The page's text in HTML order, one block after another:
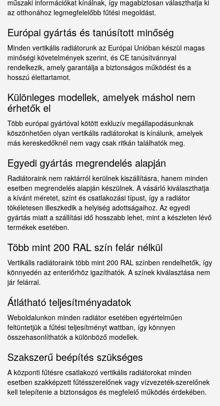
műszaki információkat kínálnak, így magabiztosan választhatja ki
az otthonához legmegfelelőbb fűtési megoldást.
Európai gyártás és tanúsított minőség
Minden vertikális radiátorunk az Európai Unióban készül magas
minőségi követelmények szerint, és CE tanúsítvánnyal
rendelkezik, amely garantálja a biztonságos működést és a
hosszú élettartamot.
Különleges modellek, amelyek máshol nem
érhetők el
Több európai gyártóval kötött exkluzív megállapodásunknak
köszönhetően olyan vertikális radiátorokat is kínálunk, amelyek
más kereskedőknél nem vagy csak ritkán találhatók meg.
Egyedi gyártás megrendelés alapján
Radiátoraink nem raktárról kerülnek kiszállításra, hanem minden
esetben megrendelés alapján készülnek. A vásárló kiválaszthatja
a kívánt méretet, színt és csatlakozási típust, így a radiátor
tökéletesen illeszkedik a helyiség adottságaihoz. Az egyedi
gyártás miatt a szállítási idő hosszabb lehet, mint a készleten lévő
termékek esetében.
Több mint 200 RAL szín felár nélkül
Vertikális radiátoraink több mint 200 RAL színben rendelhetők, így
könnyedén az enteriőrhöz igazíthatók. A színek kiválasztása nem
jár felárral.
Átlátható teljesítményadatok
Weboldalunkon minden radiátor esetében egyértelműen
feltüntetjük a fűtési teljesítményt wattban, így könnyen
összehasonlíthatók a különböző modellek.
Szakszerű beépítés szükséges
A központi fűtésre csatlakozó vertikális radiátorokat minden
esetben szakképzett fűtésszerelőnek vagy vízvezeték-szerelőnek
kell telepítenie a biztonságos és megfelelő működés érdekében.